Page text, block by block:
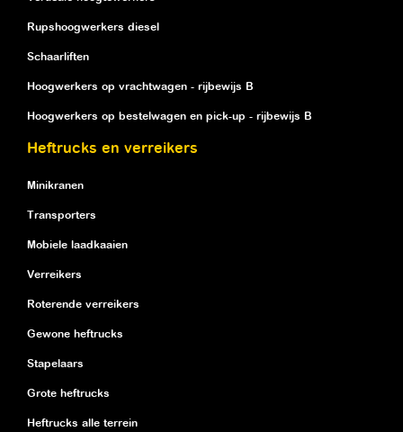
Rupshoogwerkers diesel
Schaarliften
Hoogwerkers op vrachtwagen - rijbewijs B
Hoogwerkers op bestelwagen en pick-up - rijbewijs B
Heftrucks en verreikers
Minikranen
Transporters
Mobiele laadkaaien
Verreikers
Roterende verreikers
Gewone heftrucks
Stapelaars
Grote heftrucks
Heftrucks alle terrein